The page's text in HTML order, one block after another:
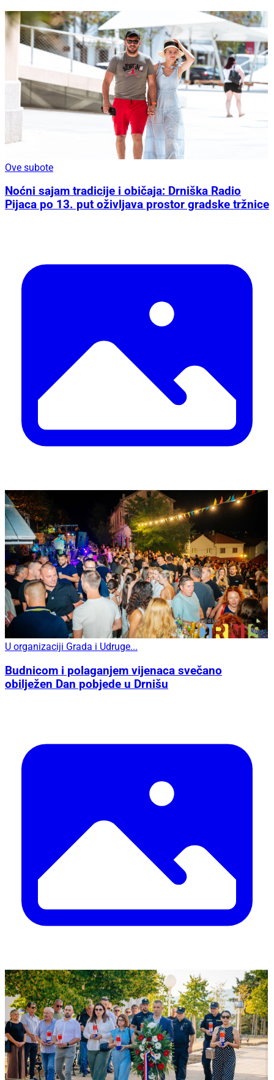
Ove subote
Noćni sajam tradicije i običaja: Drniška Radio
Pijaca po 13. put oživljava prostor gradske tržnice
U organizaciji Grada i Udruge...
Budnicom i polaganjem vijenaca svečano
obilježen Dan pobjede u Drnišu